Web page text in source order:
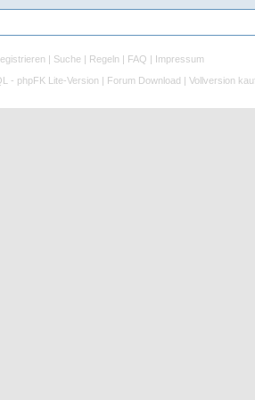
| Suche | Regeln | FAQ | Impressum
- phpFK Lite-Version | Forum Download | Vollversion